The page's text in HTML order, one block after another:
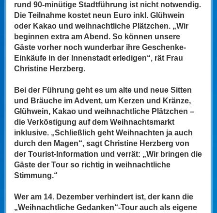
rund 90-minütige Stadtführung ist nicht notwendig.
Die Teilnahme kostet neun Euro inkl. Glühwein
oder Kakao und weihnachtliche Plätzchen. „Wir
beginnen extra am Abend. So können unsere
Gäste vorher noch wunderbar ihre Geschenke-
Einkäufe in der Innenstadt erledigen“, rät Frau
Christine Herzberg.
Bei der Führung geht es um alte und neue Sitten
und Bräuche im Advent, um Kerzen und Kränze,
Glühwein, Kakao und weihnachtliche Plätzchen –
die Verköstigung auf dem Weihnachtsmarkt
inklusive. „Schließlich geht Weihnachten ja auch
durch den Magen“, sagt Christine Herzberg von
der Tourist-Information und verrät: „Wir bringen die
Gäste der Tour so richtig in weihnachtliche
Stimmung.“
Wer am 14. Dezember verhindert ist, der kann die
„Weihnachtliche Gedanken“-Tour auch als eigene